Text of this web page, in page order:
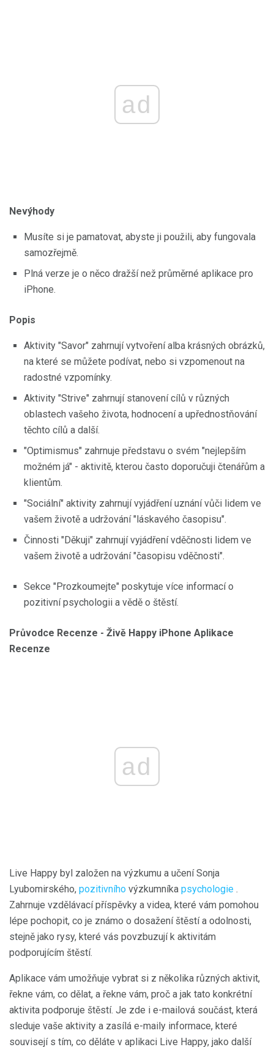
ad
Nevýhody
Musíte si je pamatovat, abyste ji použili, aby fungovala
samozřejmě.
Plná verze je o něco dražší než průměrné aplikace pro
iPhone.
Popis
Aktivity "Savor" zahrnují vytvoření alba krásných obrázků,
na které se můžete podívat, nebo si vzpomenout na
radostné vzpomínky.
Aktivity "Strive" zahrnují stanovení cílů v různých
oblastech vašeho života, hodnocení a upřednostňování
těchto cílů a další.
"Optimismus" zahrnuje představu o svém "nejlepším
možném já" - aktivitě, kterou často doporučuji čtenářům a
klientům.
"Sociální" aktivity zahrnují vyjádření uznání vůči lidem ve
vašem životě a udržování "láskavého časopisu".
Činnosti "Děkuji" zahrnují vyjádření vděčnosti lidem ve
vašem životě a udržování "časopisu vděčnosti".
Sekce "Prozkoumejte" poskytuje více informací o
pozitivní psychologii a vědě o štěstí.
Průvodce Recenze - Živě Happy iPhone Aplikace
Recenze
ad
Live Happy byl založen na výzkumu a učení Sonja
Lyubomirského, pozitivního výzkumníka psychologie .
Zahrnuje vzdělávací příspěvky a videa, které vám pomohou
lépe pochopit, co je známo o dosažení štěstí a odolnosti,
stejně jako rysy, které vás povzbuzují k aktivitám
podporujícím štěstí.
Aplikace vám umožňuje vybrat si z několika různých aktivit,
řekne vám, co dělat, a řekne vám, proč a jak tato konkrétní
aktivita podporuje štěstí. Je zde i e-mailová součást, která
sleduje vaše aktivity a zasílá e-maily informace, které
souvisejí s tím, co děláte v aplikaci Live Happy, jako další